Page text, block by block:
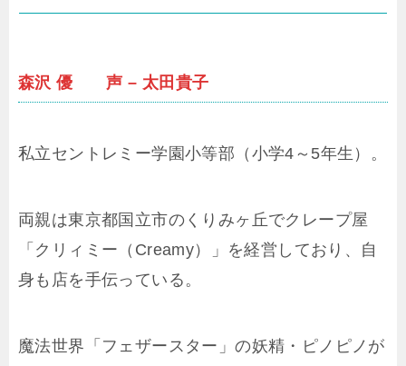
森沢 優 声 – 太田貴子
私立セントレミー学園小等部（小学4～5年生）。
両親は東京都国立市のくりみヶ丘でクレープ屋
「クリィミー（Creamy）」を経営しており、自
身も店を手伝っている。
魔法世界「フェザースター」の妖精・ピノピノが